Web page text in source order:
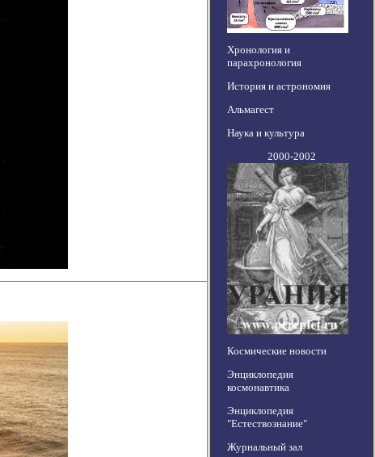
Хронология и
парахронология
История и астрономия
Альмагест
Наука и культура
2000-2002
Космические новости
Энциклопедия
космонавтика
Энциклопедия
"Естествознание"
Журнальный зал